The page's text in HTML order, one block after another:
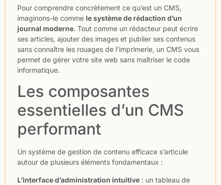
Pour comprendre concrètement ce qu’est un CMS,
imaginons-le comme le système de rédaction d’un
journal moderne. Tout comme un rédacteur peut écrire
ses articles, ajouter des images et publier ses contenus
sans connaître les rouages de l’imprimerie, un CMS vous
permet de gérer votre site web sans maîtriser le code
informatique.
Les composantes
essentielles d’un CMS
performant
Un système de gestion de contenu efficace s’articule
autour de plusieurs éléments fondamentaux :
L’interface d’administration intuitive : un tableau de